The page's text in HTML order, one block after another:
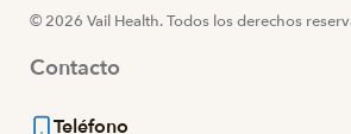
© 2026 Vail Health. Todos los derechos
Contacto
Teléfono